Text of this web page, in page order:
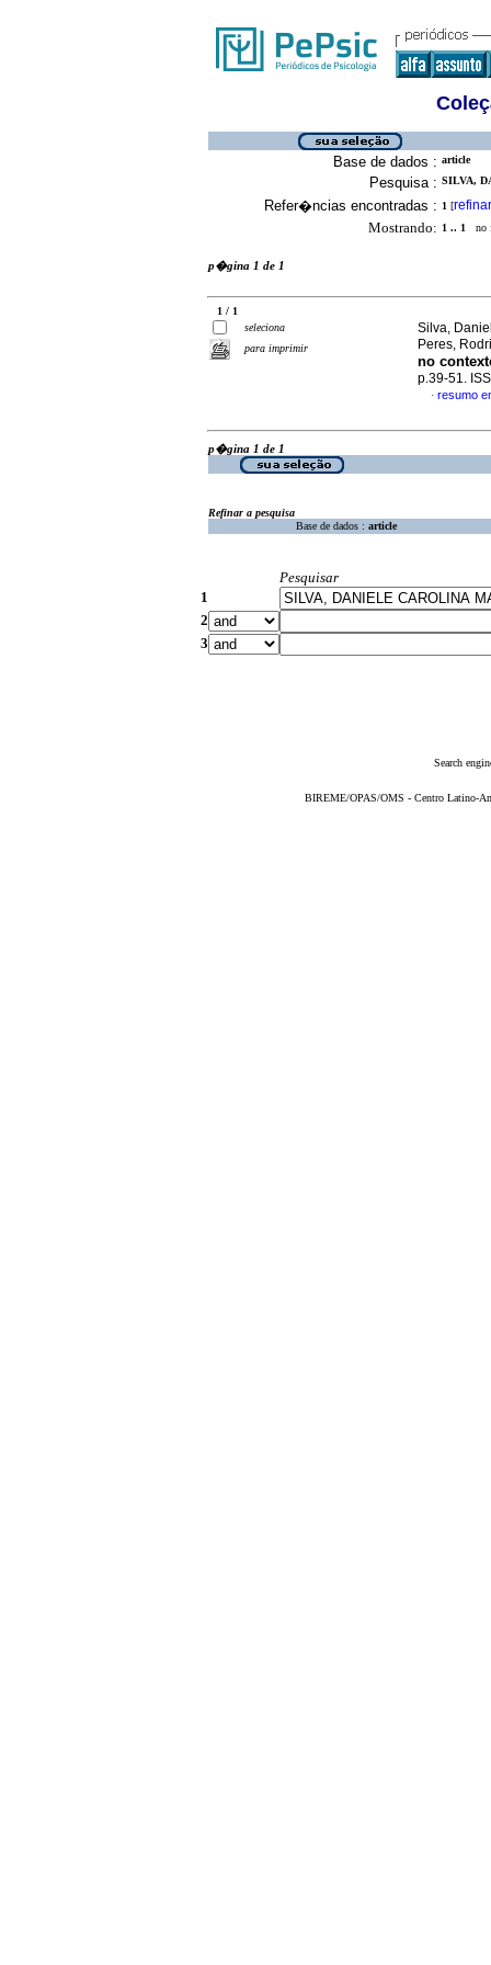
Base de dados : article
Pesquisa : SILVA,
Refer�ncias encontradas : 1 [refinar
Mostrando: 1 .. 1 no
p�gina 1 de 1
1 / 1
seleciona
para imprimir
Silva,
Peres,
no
p.39-51.
· resumo
p�gina 1 de 1
Refinar a pesquisa
Base de dados : article
Pesquisar
1
2
3
Search
BIREME/OPAS/OMS - Centro Latino-